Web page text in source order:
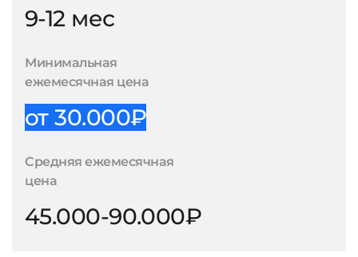
9-12 мес
Минимальная
ежемесячная цена
от 30.000₽
Средняя ежемесячная
цена
45.000-90.000₽